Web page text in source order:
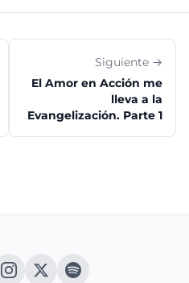
Siguiente →
El Amor en Acción me
lleva a la
Evangelización. Parte 1